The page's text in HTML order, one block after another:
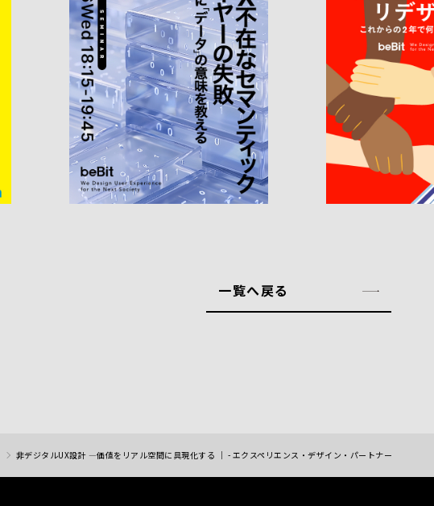
一覧へ戻る
非デジタルUX設計 ―価値をリアル空間に具現化する ｜ - エクスペリエンス・デザイン・パートナー